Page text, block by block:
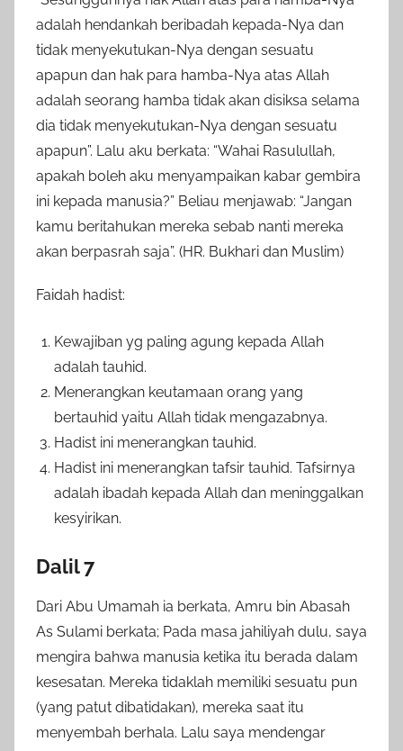
adalah hendankah beribadah kepada-Nya dan
tidak menyekutukan-Nya dengan sesuatu
apapun dan hak para hamba-Nya atas Allah
adalah seorang hamba tidak akan disiksa selama
dia tidak menyekutukan-Nya dengan sesuatu
apapun”. Lalu aku berkata: “Wahai Rasulullah,
apakah boleh aku menyampaikan kabar gembira
ini kepada manusia?” Beliau menjawab: “Jangan
kamu beritahukan mereka sebab nanti mereka
akan berpasrah saja”. (HR. Bukhari dan Muslim)
Faidah hadist:
Kewajiban yg paling agung kepada Allah
adalah tauhid.
Menerangkan keutamaan orang yang
bertauhid yaitu Allah tidak mengazabnya.
Hadist ini menerangkan tauhid.
Hadist ini menerangkan tafsir tauhid. Tafsirnya
adalah ibadah kepada Allah dan meninggalkan
kesyirikan.
Dalil 7
Dari Abu Umamah ia berkata, Amru bin Abasah
As Sulami berkata; Pada masa jahiliyah dulu, saya
mengira bahwa manusia ketika itu berada dalam
kesesatan. Mereka tidaklah memiliki sesuatu pun
(yang patut dibatidakan), mereka saat itu
menyembah berhala. Lalu saya mendengar